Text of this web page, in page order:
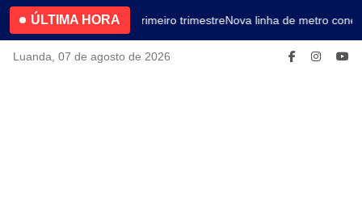
ÚLTIMA HORA4.2% no primeiro trimestreNova linha de metro
Luanda, 07 de agosto de 2026